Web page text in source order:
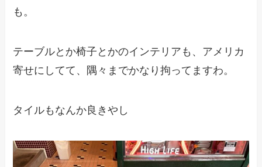
も。
テーブルとか椅子とかのインテリアも、アメリカ
寄せにしてて、隅々までかなり拘ってますわ。
タイルもなんか良きやし